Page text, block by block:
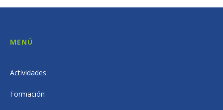
MENÚ
Actividades
Formación